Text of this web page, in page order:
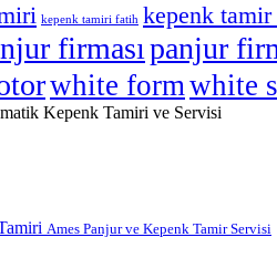
kepenk tamiri fatih kepenk
firmasıpanjur
white formwhite
Kepenk Tamiri ve Servisi
Ames Panjur ve Kepenk Tamir Servisi